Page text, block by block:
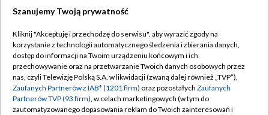
TVP
Abonament TVP
Emisja w TVP
Centrum informacji TVP
Regulamin TVP
Polityka prywatności
Moje zgody
Szanujemy Twoją prywatność
Kliknij "Akceptuję i przechodzę do serwisu", aby wyrazić zgody na
korzystanie z technologii automatycznego śledzenia i zbierania danych,
dostęp do informacji na Twoim urządzeniu końcowym i ich
przechowywanie oraz na przetwarzanie Twoich danych osobowych przez
nas, czyli Telewizję Polską S.A. w likwidacji (zwaną dalej również „TVP”),
Zaufanych Partnerów z IAB* (1201 firm) oraz pozostałych Zaufanych
Partnerów TVP (93 firm), w celach marketingowych (w tym do
zautomatyzowanego dopasowania reklam do Twoich zainteresowań i